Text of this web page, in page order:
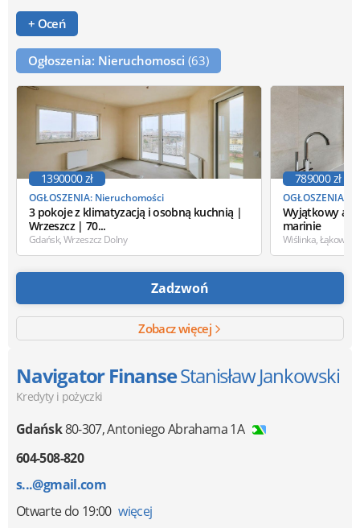
+ Oceń
Ogłoszenia: Nieruchomosci (63)
OGŁOSZENIA: Nieruchomości
3 pokoje z klimatyzacją i osobną kuchnią |
Wrzeszcz | 70...
1390000 zł
Gdańsk, Wrzeszcz Dolny
OGŁOSZENIA:
Wyjątkowy
marinie
789000 zł
Wiślinka, Łąkowa
Zadzwoń
Zobacz więcej
Navigator FinanseStanisław Jankowski
Kredyty i pożyczki
Gdańsk80-307,Antoniego Abrahama 1A
604-508-820
s...@gmail.com
Otwartedo 19:00 więcej